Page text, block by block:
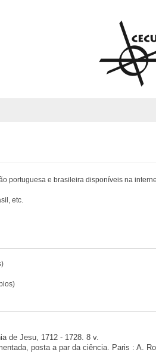
portuguesa e brasileira disponíveis na
etc.
de Jesu, 1712 - 1728. 8 v.
posta a par da ciência. Paris : A.